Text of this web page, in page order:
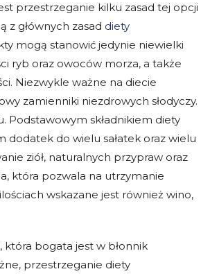
przestrzeganie kilku zasad tej opcji
z głównych zasad diety
mogą stanowić jedynie niewielki
ryb oraz owoców morza, a także
Niezwykle ważne na diecie
zamienniki niezdrowych słodyczy.
Podstawowym składnikiem diety
dodatek do wielu sałatek oraz wielu
ziół, naturalnych przypraw oraz
która pozwala na utrzymanie
wskazane jest również wino,
bogata jest w błonnik
przestrzeganie diety